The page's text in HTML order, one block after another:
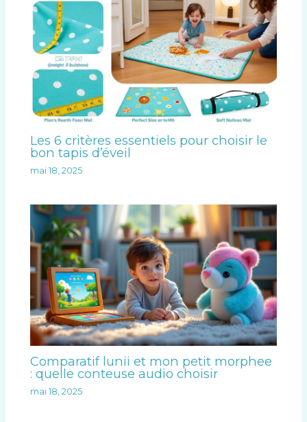
Les 6 critères essentiels pour choisir le
bon tapis d’éveil
mai 18, 2025
Comparatif lunii et mon petit morphee
: quelle conteuse audio choisir
mai 18, 2025